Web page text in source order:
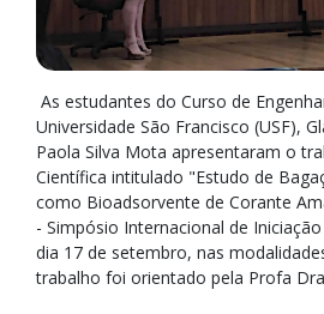
As estudantes do Curso de
Universidade São Francisco (USF),
Paola Silva Mota apresentaram o
Científica intitulado "Estudo de
como Bioadsorvente de Corante
- Simpósio Internacional de
dia 17 de setembro, nas
trabalho foi orientado pela Profa